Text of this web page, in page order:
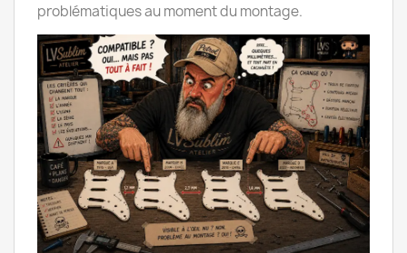
problématiques au moment du montage.